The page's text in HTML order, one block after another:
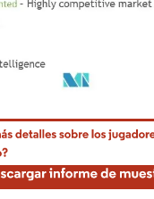
El uso requiere